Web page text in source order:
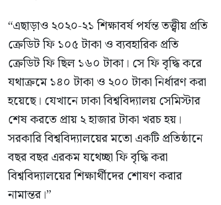
“এছাড়াও ২০২০-২১ শিক্ষাবর্ষ পর্যন্ত তত্ত্বীয় প্রতি
ক্রেডিট ফি ১০৫ টাকা ও ব্যবহারিক প্রতি
ক্রেডিট ফি ছিল ১৬০ টাকা। সে ফি বৃদ্ধি করে
যথাক্রমে ১৪০ টাকা ও ২০০ টাকা নির্ধারণ করা
হয়েছে। যেখানে ঢাকা বিশ্ববিদ্যালয় সেমিস্টার
শেষ করতে প্রায় ২ হাজার টাকা খরচ হয়।
সরকারি বিশ্ববিদ্যালয়ের মতো একটি প্রতিষ্ঠানে
বছর বছর এরকম যথেচ্ছা ফি বৃদ্ধি করা
বিশ্ববিদ্যালয়ের শিক্ষার্থীদের শোষণ করার
নামান্তর।”